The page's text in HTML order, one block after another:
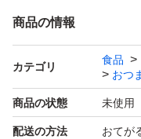
商品の情報
カテゴリ
食品
おつ
商品の状態 未使用
配送の方法 おてが